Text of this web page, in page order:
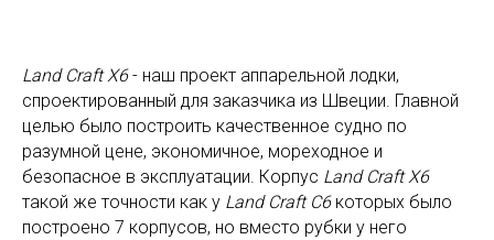
Land Craft X6- наш проект аппарельной лодки,
спроектированный для заказчика из Швеции. Главной
целью было построить качественное судно по
разумной цене, экономичное, мореходное и
безопасное в эксплуатации. Корпус Land Craft X6
такой же точности как у Land Craft C6которых было
построено 7 корпусов, но вместо рубки у него